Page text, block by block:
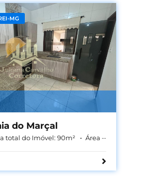
MG
do Marçal
total do Imóvel: 90m² Área Construída: